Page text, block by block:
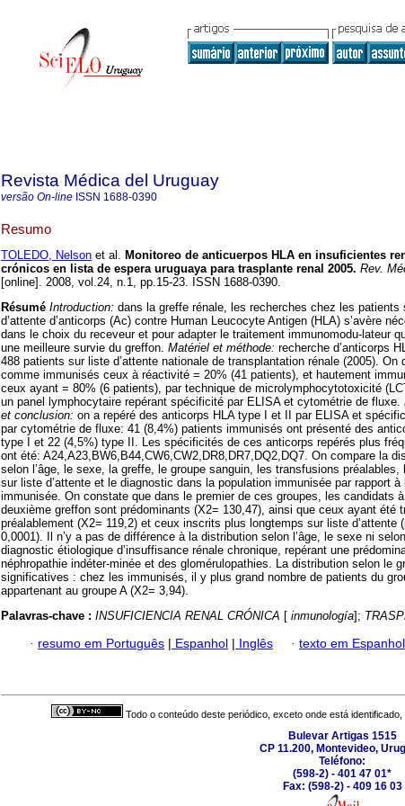
Revista Médica del Uruguay
versão On-line ISSN 1688-0390
Resumo
TOLEDO, Nelson et al. Monitoreo de anticuerpos HLA en insuficientes
crónicos en lista de espera uruguaya para trasplante renal 2005. Rev.
[online]. 2008, vol.24, n.1, pp.15-23. ISSN 1688-0390.
Résumé Introduction: dans la greffe rénale, les recherches chez les patients
d’attente d’anticorps (Ac) contre Human Leucocyte Antigen (HLA) s’avère
dans le choix du receveur et pour adapter le traitement immunomodu-lateur
une meilleure survie du greffon. Matériel et méthode: recherche d’anticorps
488 patients sur liste d’attente nationale de transplantation rénale (2005). On
comme immunisés ceux à réactivité = 20% (41 patients), et hautement
ceux ayant = 80% (6 patients), par technique de microlymphocytotoxicité
un panel lymphocytaire repérant spécificité par ELISA et cytométrie de fluxe.
et conclusion: on a repéré des anticorps HLA type I et II par ELISA et
par cytométrie de fluxe: 41 (8,4%) patients immunisés ont présenté des
type I et 22 (4,5%) type II. Les spécificités de ces anticorps repérés plus
ont été: A24,A23,BW6,B44,CW6,CW2,DR8,DR7,DQ2,DQ7. On compare la
selon l’âge, le sexe, la greffe, le groupe sanguin, les transfusions préalables,
sur liste d’attente et le diagnostic dans la population immunisée par rapport à
immunisée. On constate que dans le premier de ces groupes, les candidats
deuxième greffon sont prédominants (X2= 130,47), ainsi que ceux ayant été
préalablement (X2= 119,2) et ceux inscrits plus longtemps sur liste d’attente
0,0001). Il n’y a pas de différence à la distribution selon l’âge, le sexe ni
diagnostic étiologique d’insuffisance rénale chronique, repérant une
néphropathie indéter-minée et des glomérulopathies. La distribution selon le
significatives : chez les immunisés, il y plus grand nombre de patients du
appartenant au groupe A (X2= 3,94).
Palavras-chave : INSUFICIENCIA RENAL CRÓNICA [ inmunología];
· resumo em Português | Espanhol | Inglês · texto em Espanhol
Todo o conteúdo deste periódico, exceto onde está
Bulevar Artigas 1515
CP 11.200, Montevideo,
Teléfono:
(598-2) - 401 47 01*
Fax: (598-2) - 409 16 03